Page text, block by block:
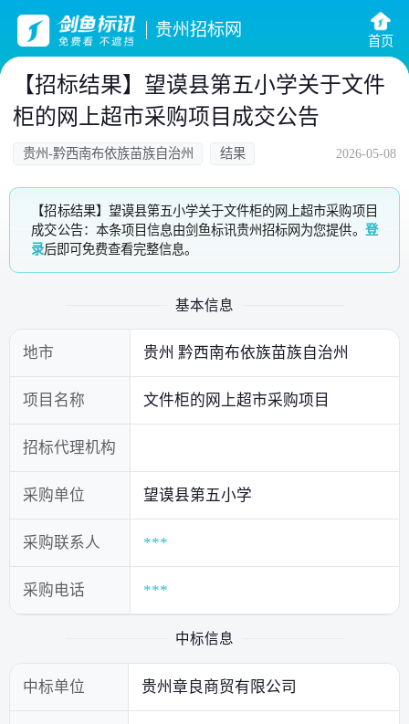
贵州招标网
首页
【招标结果】望谟县第五小学关于文件
柜的网上超市采购项目成交公告
贵州-黔西南布依族苗族自治州 结果 2026-05-08
【招标结果】望谟县第五小学关于文件柜的网上超市采购项目
成交公告：本条项目信息由剑鱼标讯贵州招标网为您提供。 登
录后即可免费查看完整信息。
基本信息
地市 贵州 黔西南布依族苗族自治州
项目名称 文件柜的网上超市采购项目
招标代理机构
采购单位 望谟县第五小学
采购联系人 ***
采购电话 ***
中标信息
中标单位 贵州章良商贸有限公司